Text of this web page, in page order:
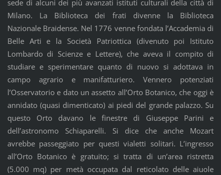
sede di alcuni dei più avanzati istituti culturali della città di
Milano. La Biblioteca dei frati divenne la Biblioteca
Nazionale Braidense. Nel 1776 venne fondata l’Accademia di
Belle Arti e la Società Patriottica (divenuto poi Istituto
Lombardo di Scienze e Lettere), che aveva il compito di
studiare e sperimentare quanto di nuovo si adottava in
campo agrario e manifatturiero. Vennero potenziati
l’Osservatorio e dato un assetto all’Orto Botanico, che oggi è
annidato (quasi dimenticato) ai piedi del grande palazzo. Su
questo Orto davano le finestre di Giuseppe Parini e
dell’astronomo Schiaparelli. Si dice che anche Mozart
avrebbe passeggiato per questi vialetti solitari. L’ingresso
all’Orto Botanico è gratuito; si tratta di un’area ristretta
(5.000 mq) per metà occupata dal reticolato delle aiuole